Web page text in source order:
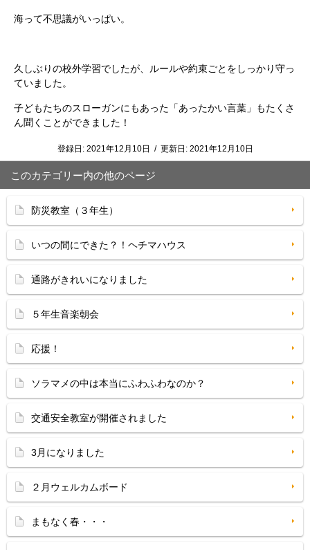
海って不思議がいっぱい。
久しぶりの校外学習でしたが、ルールや約束ごとをしっかり守っ
ていました。
子どもたちのスローガンにもあった「あったかい言葉」もたくさ
ん聞くことができました！
登録日: 2021年12月10日 / 更新日: 2021年12月10日
このカテゴリー内の他のページ
防災教室（３年生）
いつの間にできた？！ヘチマハウス
通路がきれいになりました
５年生音楽朝会
応援！
ソラマメの中は本当にふわふわなのか？
交通安全教室が開催されました
3月になりました
２月ウェルカムボード
まもなく春・・・